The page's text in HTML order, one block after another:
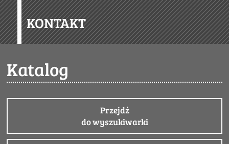
KONTAKT
Katalog
Przejdź
do wyszukiwarki